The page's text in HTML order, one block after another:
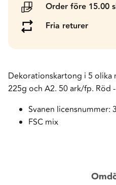
Order före 15.00
Fria returer
Dekorationskartong i 5 olika
225g och A2. 50 ark/fp. Röd
Svanen licensnummer:
FSC mix